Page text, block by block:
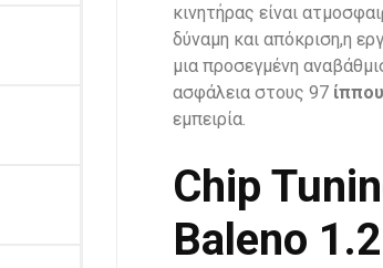
κινητήρας είναι
δύναμη και απόκριση,η
μια προσεγμένη
ασφάλεια στους 97
εμπειρία.
Chip
Baleno